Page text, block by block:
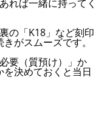
ば一緒に持ってく
の「K18」など刻印
がスムーズです。
要（質預け）」か
を決めておくと当日